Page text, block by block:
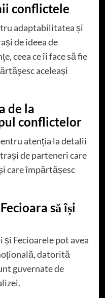
conflictele
adaptabilitatea și
de ideea de
ceea ce îi face să fie
aceleași
de la
conflictelor
atenția la detalii
de parteneri care
care împărtășesc
să își
Fecioarele pot avea
datorită
guvernate de